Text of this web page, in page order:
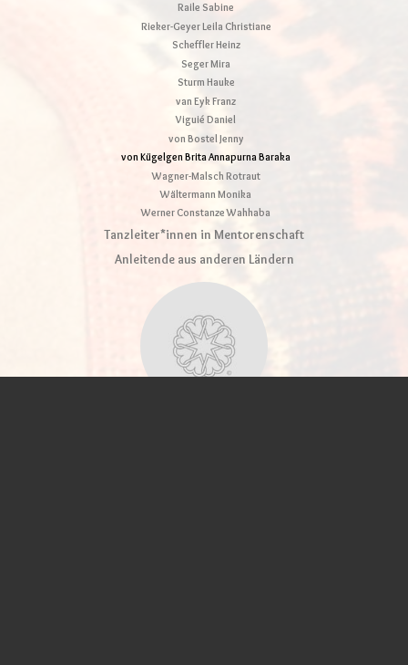
Raile Sabine
Rieker-Geyer Leila Christiane
Scheffler Heinz
Seger Mira
Sturm Hauke
van Eyk Franz
Viguié Daniel
von Bostel Jenny
von Kügelgen Brita Annapurna Baraka
Wagner-Malsch Rotraut
Wältermann Monika
Werner Constanze Wahhaba
Tanzleiter*innen in Mentorenschaft
Anleitende aus anderen Ländern